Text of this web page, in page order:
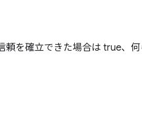
を確立できた場合は true、